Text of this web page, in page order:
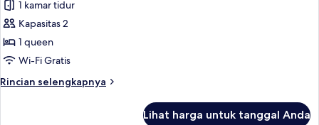
2
Tempat
Tidur
Twin,
pemandangan
halaman
untuk
Kamar
Double
Standar,
Tempat
1 kamar tidur
Kapasitas 2
1 queen
Wi-Fi Gratis
Rincian selengkapnya
Rincian
Lihat harga untuk tanggal Anda